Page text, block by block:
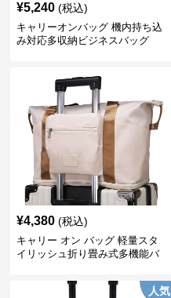
¥5,240 (税込)
キャリーオンバッグ 機内持ち込
み対応多収納ビジネスバッグ
¥4,380 (税込)
キャリー オン バッグ 軽量スタ
イリッシュ折り畳み式多機能バ
人気